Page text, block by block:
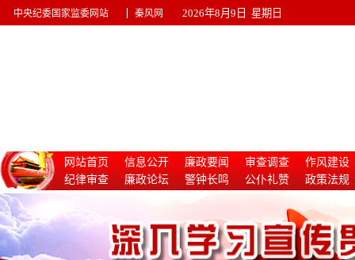
中央纪委国家监委网站 秦风网 2026年8月9日 星期日
网站首页 信息公开 廉政要闻 审查调查
作风建设
纪律审查
廉政论坛 警钟长鸣 公仆礼赞
政策法规